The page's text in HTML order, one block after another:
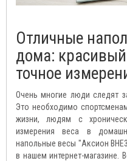
Отличные
дома:
точное
Очень многие люди следят
Это необходимо
жизни, людям с
измерения веса в
напольные весы "Аксион
в нашем интернет-магазине.